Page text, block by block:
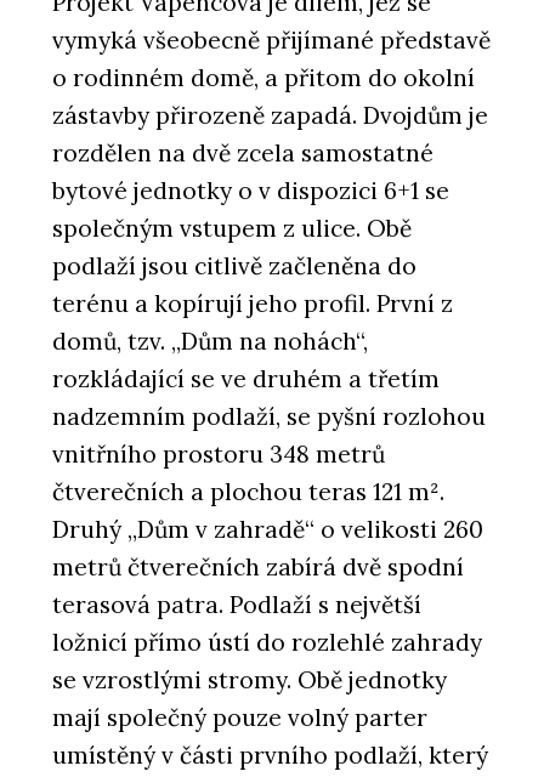
vymyká všeobecně přijímané představě
o rodinném domě, a přitom do okolní
zástavby přirozeně zapadá. Dvojdům je
rozdělen na dvě zcela samostatné
bytové jednotky o v dispozici 6+1 se
společným vstupem z ulice. Obě
podlaží jsou citlivě začleněna do
terénu a kopírují jeho profil. První z
domů, tzv. „Dům na nohách“,
rozkládající se ve druhém a třetím
nadzemním podlaží, se pyšní rozlohou
vnitřního prostoru 348 metrů
čtverečních a plochou teras 121 m².
Druhý „Dům v zahradě“ o velikosti 260
metrů čtverečních zabírá dvě spodní
terasová patra. Podlaží s největší
ložnicí přímo ústí do rozlehlé zahrady
se vzrostlými stromy. Obě jednotky
mají společný pouze volný parter
umístěný v části prvního podlaží, který